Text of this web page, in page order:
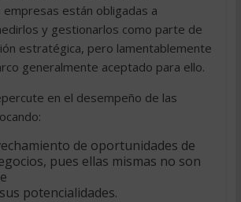
están obligadas a
y gestionarlos como parte de
estratégica, pero lamentablemente
generalmente aceptado para ello.
en el desempeño de las
de oportunidades de
pues ellas mismas no son
potencialidades.